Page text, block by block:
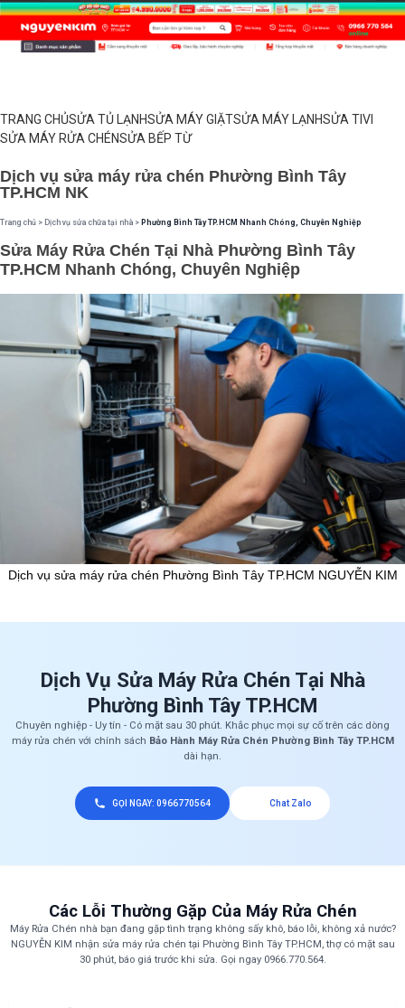
TRANG CHỦSỬA TỦ LẠNHSỬA MÁY GIẶTSỬA MÁY LẠNHSỬA TIVI
SỬA MÁY RỬA CHÉNSỬA BẾP TỪ
Dịch vụ sửa máy rửa chén Phường Bình Tây
TP.HCM NK
Trang chủ > Dịch vụ sửa chữa tại nhà > Phường Bình Tây TP.HCM Nhanh Chóng, Chuyên Nghiệp
Sửa Máy Rửa Chén Tại Nhà Phường Bình Tây
TP.HCM Nhanh Chóng, Chuyên Nghiệp
Dịch vụ sửa máy rửa chén Phường Bình Tây TP.HCM NGUYỄN KIM
Dịch Vụ Sửa Máy Rửa Chén Tại Nhà
Phường Bình Tây TP.HCM
Chuyên nghiệp - Uy tín - Có mặt sau 30 phút. Khắc phục mọi sự cố trên các dòng
máy rửa chén với chính sách Bảo Hành Máy Rửa Chén Phường Bình Tây TP.HCM
dài hạn.
GỌI NGAY: 0966770564 Chat Zalo
Các Lỗi Thường Gặp Của Máy Rửa Chén
Máy Rửa Chén nhà bạn đang gặp tình trạng không sấy khô, báo lỗi, không xả nước?
NGUYỄN KIM nhận sửa máy rửa chén tại Phường Bình Tây TP.HCM, thợ có mặt sau
30 phút, báo giá trước khi sửa. Gọi ngay 0966.770.564.